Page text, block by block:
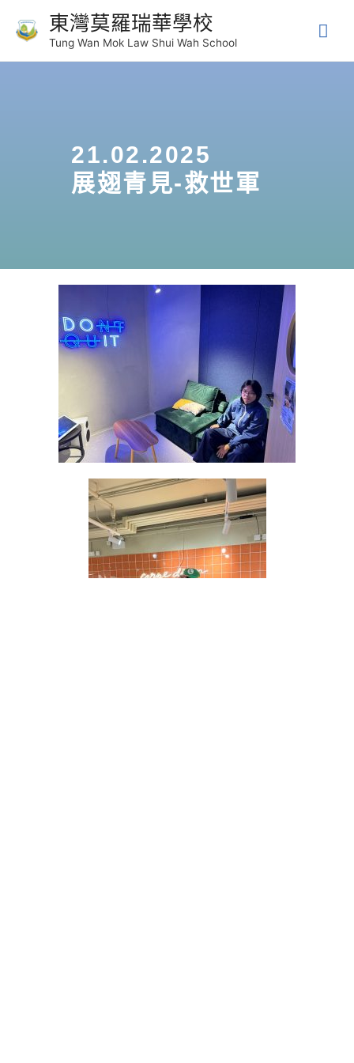
東灣莫羅瑞華學校
Tung Wan Mok Law Shui Wah School
21.02.2025
展翅青見-救世軍